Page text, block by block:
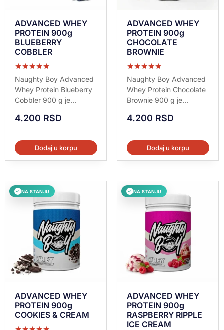
ADVANCED WHEY
PROTEIN 900g
BLUEBERRY
COBBLER
Ocenjeno sa
5.00
od 5
Naughty Boy Advanced
Whey Protein Blueberry
Cobbler 900 g je...
4.200 RSD
Dodaj u korpu
ADVANCED WHEY
PROTEIN 900g
CHOCOLATE
BROWNIE
Ocenjeno sa
5.00
od 5
Naughty Boy Advanced
Whey Protein Chocolate
Brownie 900 g je...
4.200 RSD
Dodaj u korpu
✓ NA STANJU
ADVANCED WHEY
PROTEIN 900g
COOKIES & CREAM
✓ NA STANJU
ADVANCED WHEY
PROTEIN 900g
RASPBERRY RIPPLE
ICE CREAM